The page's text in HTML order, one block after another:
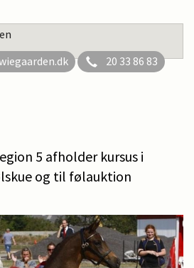
20 33 86 83
5 afholder kursus i
og til følauktion